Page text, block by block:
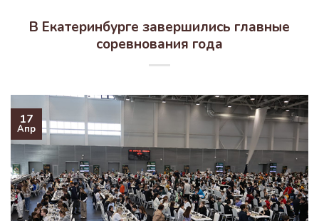
В Екатеринбурге завершились главные
соревнования года
17
Апр